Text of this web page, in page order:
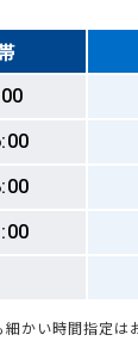
かい時間指定は